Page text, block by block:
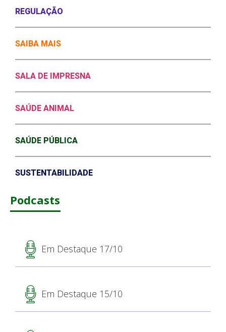
REGULAÇÃO
SAIBA MAIS
SALA DE IMPRESNA
SAÚDE ANIMAL
SAÚDE PÚBLICA
SUSTENTABILIDADE
Podcasts
Em Destaque 17/10
Em Destaque 15/10